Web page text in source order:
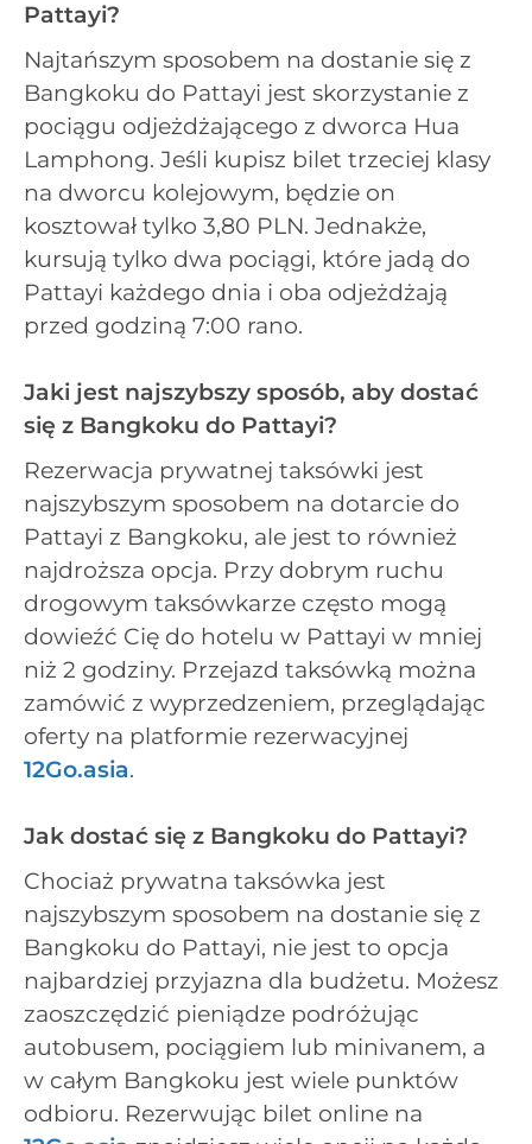
Pattayi?
Najtańszym sposobem na dostanie się z
Bangkoku do Pattayi jest skorzystanie z
pociągu odjeżdżającego z dworca Hua
Lamphong. Jeśli kupisz bilet trzeciej klasy
na dworcu kolejowym, będzie on
kosztował tylko 3,80 PLN. Jednakże,
kursują tylko dwa pociągi, które jadą do
Pattayi każdego dnia i oba odjeżdżają
przed godziną 7:00 rano.
Jaki jest najszybszy sposób, aby dostać
się z Bangkoku do Pattayi?
Rezerwacja prywatnej taksówki jest
najszybszym sposobem na dotarcie do
Pattayi z Bangkoku, ale jest to również
najdroższa opcja. Przy dobrym ruchu
drogowym taksówkarze często mogą
dowieźć Cię do hotelu w Pattayi w mniej
niż 2 godziny. Przejazd taksówką można
zamówić z wyprzedzeniem, przeglądając
oferty na platformie rezerwacyjnej
12Go.asia.
Jak dostać się z Bangkoku do Pattayi?
Chociaż prywatna taksówka jest
najszybszym sposobem na dostanie się z
Bangkoku do Pattayi, nie jest to opcja
najbardziej przyjazna dla budżetu. Możesz
zaoszczędzić pieniądze podróżując
autobusem, pociągiem lub minivanem, a
w całym Bangkoku jest wiele punktów
odbioru. Rezerwując bilet online na